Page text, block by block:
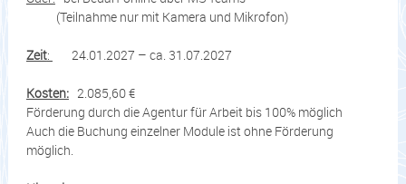
(Teilnahme nur mit Kamera und Mikrofon)
Zeit: 24.01.2027 – ca. 31.07.2027
Kosten: 2.085,60 €
Förderung durch die Agentur für Arbeit bis 100% möglich
Auch die Buchung einzelner Module ist ohne Förderung
möglich.